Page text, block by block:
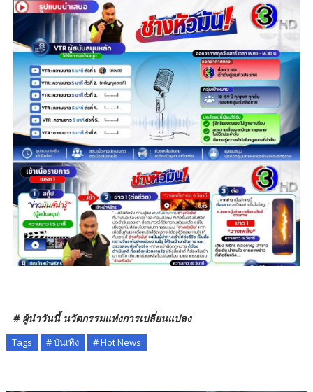
# ผู้นำวันนี้ นวัตกรรมแห่งการเปลี่ยนแปลง
Tags # บันเทิง # Hot News